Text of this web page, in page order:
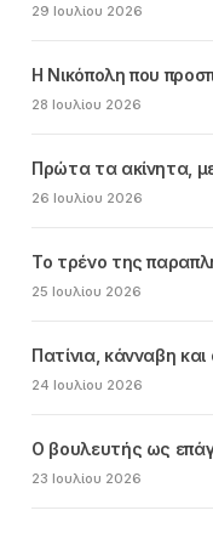
29 Ιουλίου 2026
Η Νικόπολη που
28 Ιουλίου 2026
Πρώτα τα ακίνητα,
26 Ιουλίου 2026
Το τρένο της
25 Ιουλίου 2026
Πατίνια, κάνναβη και
24 Ιουλίου 2026
Ο βουλευτής ως
23 Ιουλίου 2026